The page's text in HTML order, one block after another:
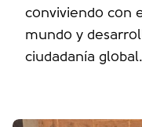
conviviendo con
mundo y
ciudadanía global.